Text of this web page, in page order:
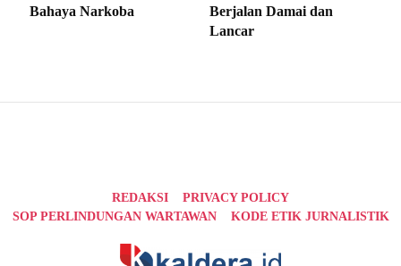
Bahaya Narkoba
Berjalan Damai dan
Lancar
REDAKSI
PRIVACY POLICY
SOP PERLINDUNGAN WARTAWAN
KODE ETIK JURNALISTIK